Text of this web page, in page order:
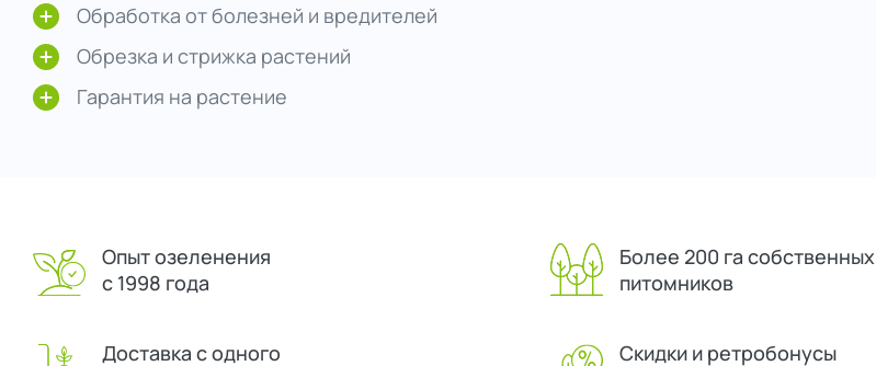
Обработка от болезней и вредителей
Обрезка и стрижка растений
Гарантия на растение
Опыт озеленения
с 1998 года
Более 200 га собственных
питомников
Доставка с одного
Скидки и ретробонусы